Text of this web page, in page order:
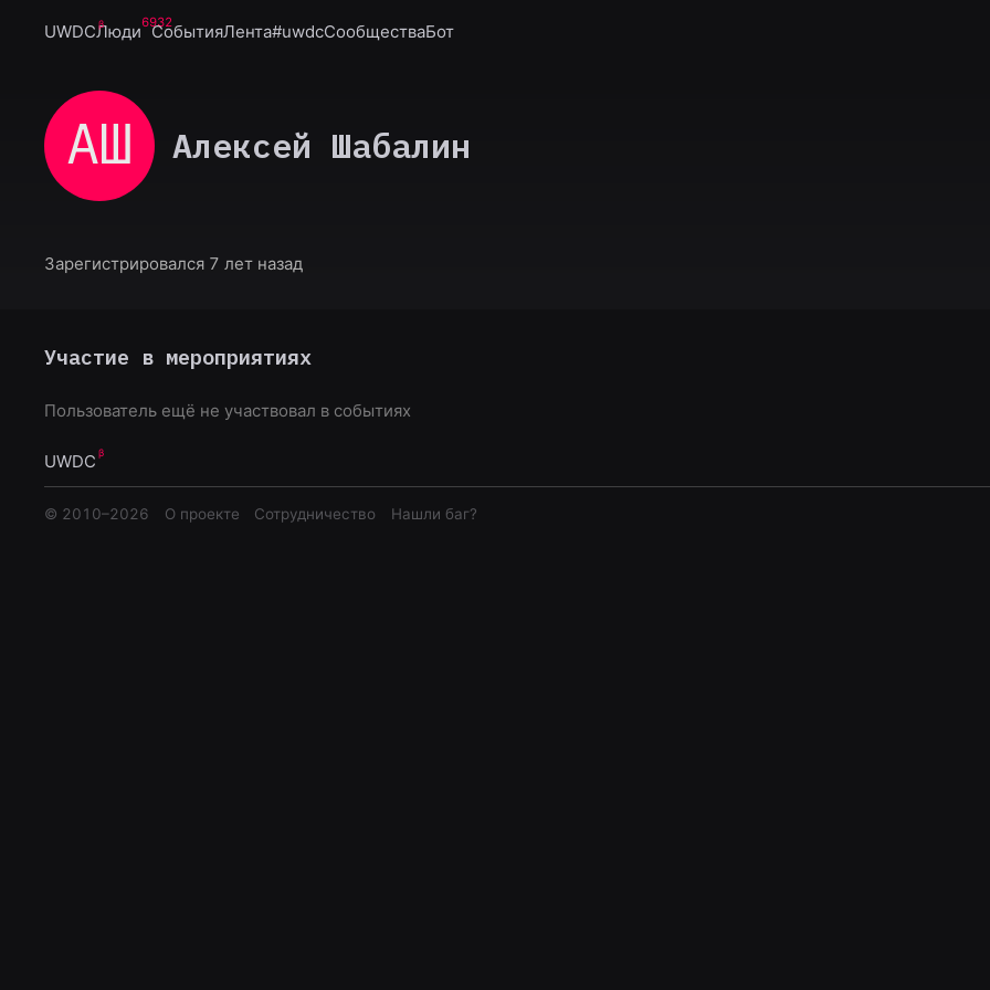
UWDCЛюди6932
СобытияЛента#uwdcСообществаБот
АШ Алексей Шабалин
Зарегистрировался 7 лет назад
Участие в мероприятиях
Пользователь ещё не участвовал в событиях
UWDC
© 2010–2026 О проекте Сотрудничество Нашли баг?